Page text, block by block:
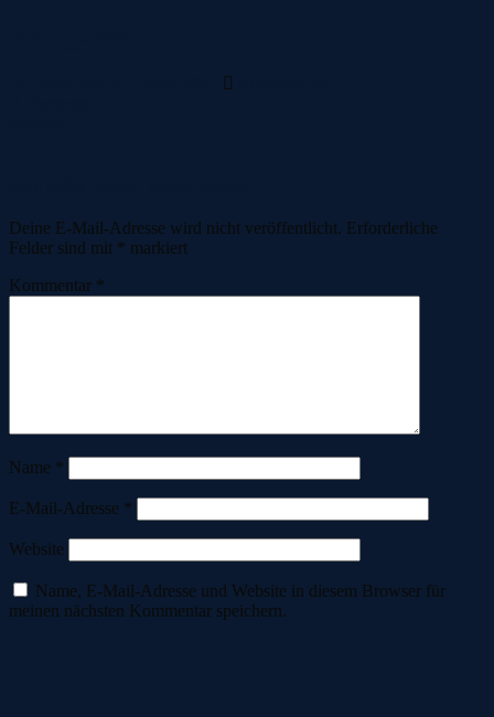
Deine E-Mail-Adresse wird nicht veröffentlicht. Erforderliche
Felder sind mit * markiert
Kommentar *
Name *
E-Mail-Adresse *
Website
Name, E-Mail-Adresse und Website in diesem Browser für
meinen nächsten Kommentar speichern.